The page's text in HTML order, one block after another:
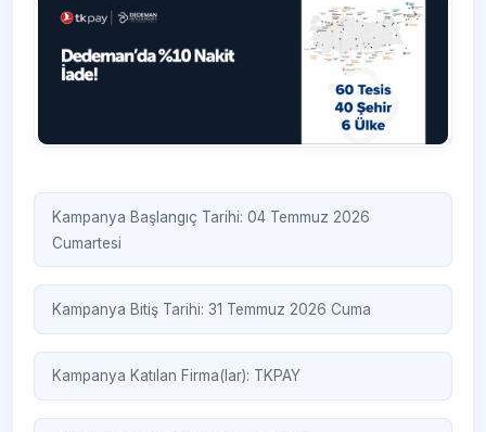
Kampanya Başlangıç Tarihi: 04 Temmuz 2026
Cumartesi
Kampanya Bitiş Tarihi: 31 Temmuz 2026 Cuma
Kampanya Katılan Firma(lar): TKPAY